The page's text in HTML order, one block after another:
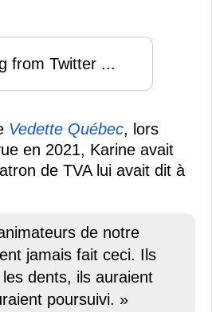
from Twitter ...
Vedette Québec, lors
en 2021, Karine avait
de TVA lui avait dit à
de notre
jamais fait ceci. Ils
dents, ils auraient
poursuivi. »